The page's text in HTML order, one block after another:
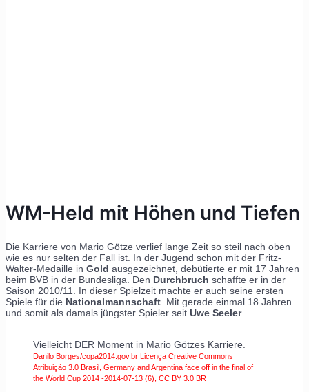
WM-Held mit Höhen und Tiefen
Die Karriere von Mario Götze verlief lange Zeit so steil nach oben
wie es nur selten der Fall ist. In der Jugend schon mit der Fritz-
Walter-Medaille in Gold ausgezeichnet, debütierte er mit 17 Jahren
beim BVB in der Bundesliga. Den Durchbruch schaffte er in der
Saison 2010/11. In dieser Spielzeit machte er auch seine ersten
Spiele für die Nationalmannschaft. Mit gerade einmal 18 Jahren
und somit als damals jüngster Spieler seit Uwe Seeler.
Vielleicht DER Moment in Mario Götzes Karriere.
Danilo Borges/copa2014.gov.br Licença Creative Commons
Atribuição 3.0 Brasil, Germany and Argentina face off in the final of
the World Cup 2014 -2014-07-13 (6) CC BY 3.0 BR